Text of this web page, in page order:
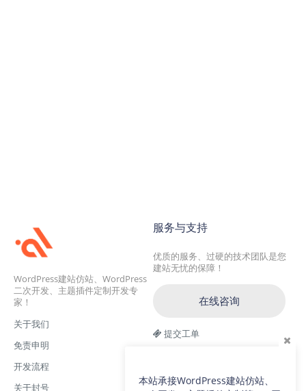
WordPress建站仿站、WordPress
二次开发、主题插件定制开发专
家！
关于我们
免责申明
开发流程
关于封号
服务与支持
优质的服务、过硬的技术团队是您
建站无忧的保障！
在线咨询
提交工单
交流二群：64786792
本站承接WordPress建站仿站、